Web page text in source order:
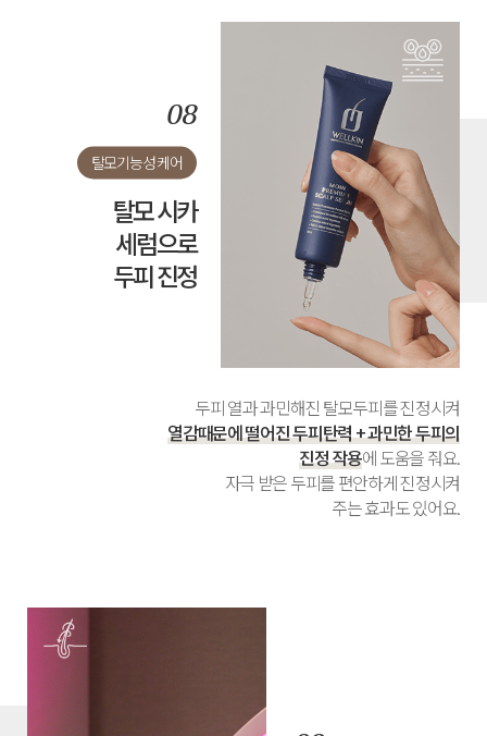
탈모기능성 케어
탈모 시카
세럼으로
두피 진정
두피 열과 과민해진 탈모두피를 진정시켜
열감때문에 떨어진 두피탄력 + 과민한 두피의
진정 작용에 도움을 줘요.
자극 받은 두피를 편안하게 진정시켜
주는 효과도 있어요.